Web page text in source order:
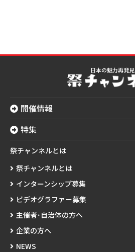
日本の魅力再発見
開催情報
特集
祭チャンネルとは
祭チャンネルとは
インターンシップ募集
ビデオグラファー募集
主催者･自治体の方へ
企業の方へ
NEWS